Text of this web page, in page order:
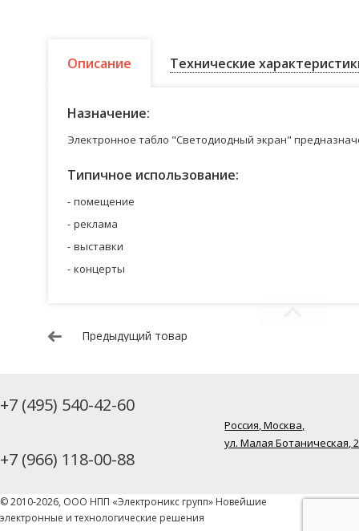
Описание Технические
Назначение:
Электронное табло "Светодиодный экран"
Типичное использование:
помещение
реклама
выставки
концерты
Предыдущий товар
+7 (495) 540-42-60
+7 (966) 118-00-88
Россия, Москва,
ул. Малая Ботаническая,
© 2010-2026, ООО НПП «Электроникс групп» Новейшие
электронные и технологические решения